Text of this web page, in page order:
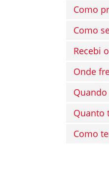
Como
Como
Recebi
Onde
Quanto
Como